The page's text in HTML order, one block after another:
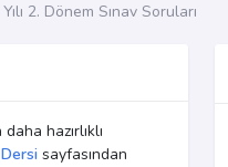
2. Dönem Sınav Soruları
hazırlıklı
sayfasından